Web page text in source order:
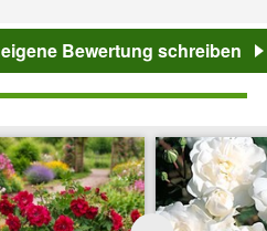
eigene Bewertung schreiben